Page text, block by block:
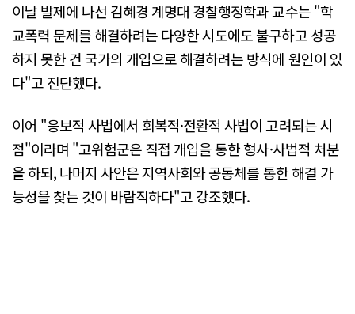
이날 발제에 나선 김혜경 계명대 경찰행정학과 교수는 "학
교폭력 문제를 해결하려는 다양한 시도에도 불구하고 성공
하지 못한 건 국가의 개입으로 해결하려는 방식에 원인이 있
다"고 진단했다.
이어 "응보적 사법에서 회복적·전환적 사법이 고려되는 시
점"이라며 "고위험군은 직접 개입을 통한 형사·사법적 처분
을 하되, 나머지 사안은 지역사회와 공동체를 통한 해결 가
능성을 찾는 것이 바람직하다"고 강조했다.